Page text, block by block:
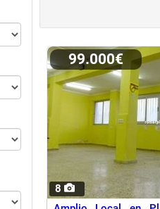
8
99.000€